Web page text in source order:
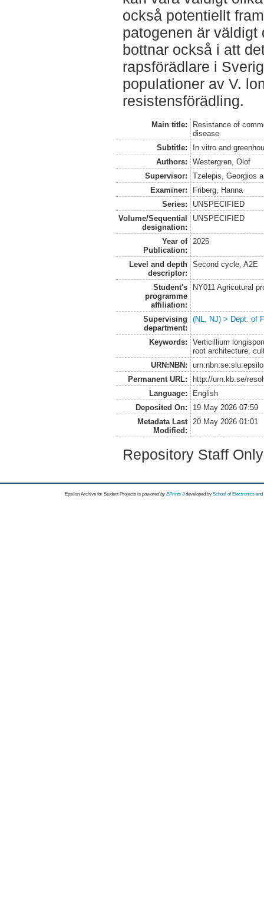
också potentiellt
patogenen är
bottnar också i att
rapsförädlare i
populationer av V.
resistensförädling.
Main title:
Resistance of
disease
Subtitle:
In vitro and
Authors:
Westergren, Olof
Supervisor:
Tzelepis, Georgios
Examiner:
Friberg, Hanna
Series:
UNSPECIFIED
Volume/Sequential
designation:
UNSPECIFIED
Year of
Publication:
2025
Level and depth
descriptor:
Second cycle, A2E
Student's
programme
affiliation:
NY011 Agricutural
Supervising
department:
(NL, NJ) > Dept. of
Keywords:
Verticillium
root architecture,
URN:NBN:
Permanent URL:
http://urn.kb.se/
Language:
English
Deposited On:
19 May 2026 07:59
Metadata Last
Modified:
20 May 2026 01:01
Repository Staff
Epsilon Archive for Student Projects is powored byEPrints 3 developed by School of Electronics